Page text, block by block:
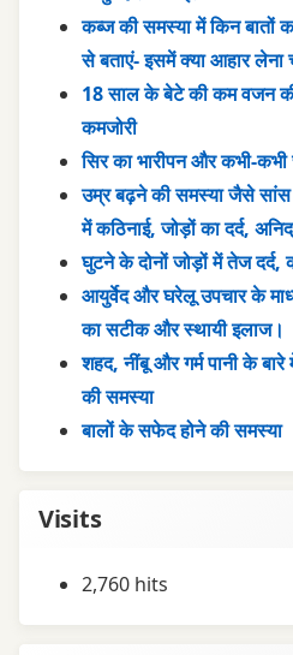
कब्ज की समस्या में किन बातों
से बताएं- इसमें क्या आहार लेना
18 साल के बेटे की कम वजन
कमजोरी
सिर का भारीपन और कभी-
उम्र बढ़ने की समस्या जैसे
में कठिनाई, जोड़ों का दर्द,
घुटने के दोनों जोड़ों में तेज दर्द,
आयुर्वेद और घरेलू उपचार के
का सटीक और स्थायी इलाज।
शहद, नींबू और गर्म पानी के
की समस्या
बालों के सफेद होने की समस्या
Visits
2,760 hits